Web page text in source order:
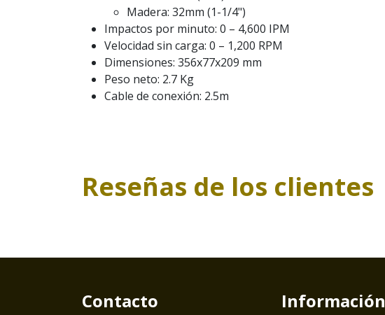
Madera: 32mm (1-1/4")
Impactos por minuto: 0 – 4,600 IPM
Velocidad sin carga: 0 – 1,200 RPM
Dimensiones: 356x77x209 mm
Peso neto: 2.7 Kg
Cable de conexión: 2.5m
Reseñas de los clientes
Contacto Información